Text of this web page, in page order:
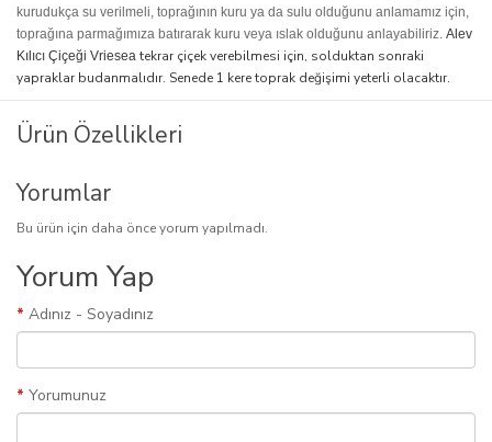
kurudukça su verilmeli, toprağının kuru ya da sulu olduğunu anlamamız için,
toprağına parmağımıza batırarak kuru veya ıslak olduğunu anlayabiliriz. Alev
Kılıcı Çiçeği Vriesea tekrar çiçek verebilmesi için, solduktan sonraki
yapraklar budanmalıdır. Senede 1 kere toprak değişimi yeterli olacaktır.
Ürün Özellikleri
Yorumlar
Bu ürün için daha önce yorum yapılmadı.
Yorum Yap
Adınız - Soyadınız
Yorumunuz